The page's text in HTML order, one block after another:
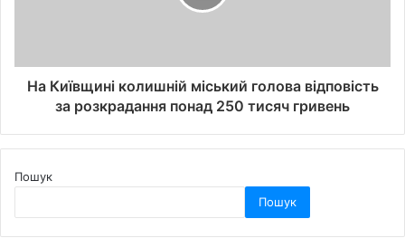
На Київщині колишній міський голова відповість
за розкрадання понад 250 тисяч гривень
Пошук
Пошук